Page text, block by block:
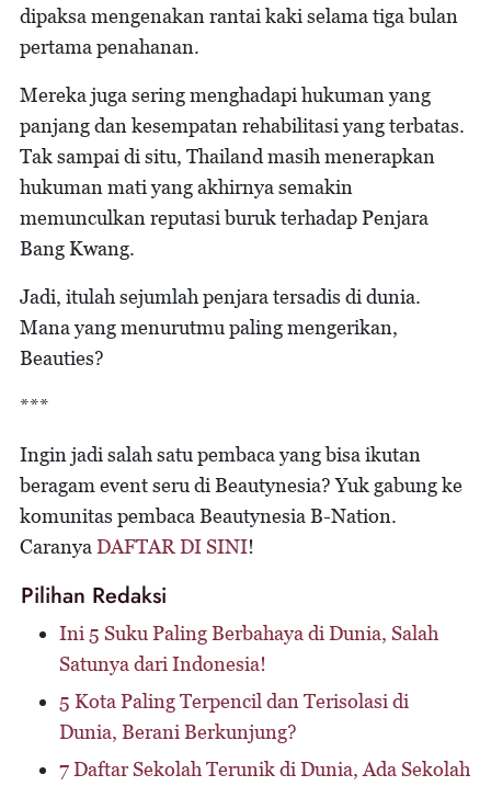
dipaksa mengenakan rantai kaki selama tiga bulan
pertama penahanan.
Mereka juga sering menghadapi hukuman yang
panjang dan kesempatan rehabilitasi yang terbatas.
Tak sampai di situ, Thailand masih menerapkan
hukuman mati yang akhirnya semakin
memunculkan reputasi buruk terhadap Penjara
Bang Kwang.
Jadi, itulah sejumlah penjara tersadis di dunia.
Mana yang menurutmu paling mengerikan,
Beauties?
***
Ingin jadi salah satu pembaca yang bisa ikutan
beragam event seru di Beautynesia? Yuk gabung ke
komunitas pembaca Beautynesia B-Nation.
Caranya DAFTAR DI SINI!
Pilihan Redaksi
Ini 5 Suku Paling Berbahaya di Dunia, Salah
Satunya dari Indonesia!
5 Kota Paling Terpencil dan Terisolasi di
Dunia, Berani Berkunjung?
7 Daftar Sekolah Terunik di Dunia, Ada Sekolah